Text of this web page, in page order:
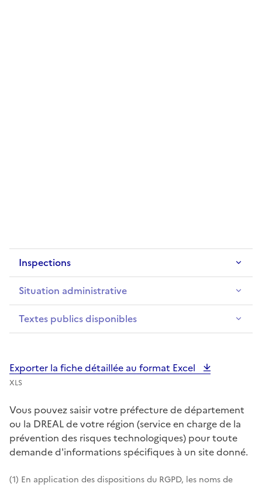
Inspections
Situation administrative
Textes publics disponibles
Exporter la fiche détaillée au format Excel
XLS
Vous pouvez saisir votre préfecture de département
ou la DREAL de votre région (service en charge de la
prévention des risques technologiques) pour toute
demande d'informations spécifiques à un site donné.
(1) En application des dispositions du RGPD, les noms de